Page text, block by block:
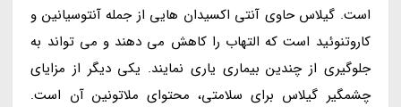
است. گیلاس حاوی آنتی اکسیدان هایی از جمله آنتوسیانین و
کاروتنوئید است که التهاب را کاهش می دهند و می تواند به
جلوگیری از چندین بیماری یاری نمایند. یکی دیگر از مزایای
چشمگیر گیلاس برای سلامتی، محتوای ملاتونین آن است.